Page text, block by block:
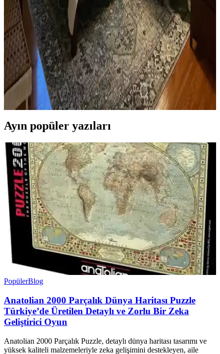
Ev kütüphanesi yenilemesinde renklerin rahatlatıcı etkisi, kişisel
dekoratif öğeler ve konforlu mobilyalar ön plandadır. Tavan boyama
ve raf düzeni mekânın atmosferini zenginleştirir.
Yatak Odası Düzeni ve Dekorasyonunda Doğru
Yerleşim ve Tasarım İpuçları
Yatak odasında doğru mobilya yerleşimi, renk uyumu, aydınlatma
ve kişisel dokunuşlarla mekanın fonksiyonelliği ve estetiği artırılır.
Bu ipuçlarıyla odanız daha dengeli ve sıcak bir hale gelir.
Ayın popüler yazıları
PopülerBlog
Anatolian 2000 Parçalık Dünya Haritası Puzzle
Türkiye’de Üretilen Detaylı ve Zorlu Bir Zeka
Geliştirici Oyun
Anatolian 2000 Parçalık Puzzle, detaylı dünya haritası tasarımı ve
yüksek kaliteli malzemeleriyle zeka gelişimini destekleyen, aile